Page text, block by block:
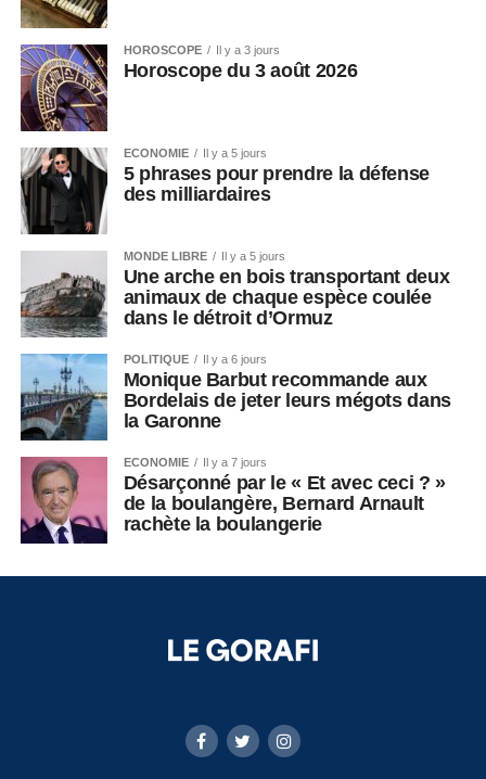
HOROSCOPE Il y a 3 jours
Horoscope du 3 août 2026
ECONOMIE Il y a 5 jours
5 phrases pour prendre la défense
des milliardaires
MONDE LIBRE Il y a 5 jours
Une arche en bois transportant deux
animaux de chaque espèce coulée
dans le détroit d’Ormuz
POLITIQUE Il y a 6 jours
Monique Barbut recommande aux
Bordelais de jeter leurs mégots dans
la Garonne
ECONOMIE Il y a 7 jours
Désarçonné par le « Et avec ceci ? »
de la boulangère, Bernard Arnault
rachète la boulangerie